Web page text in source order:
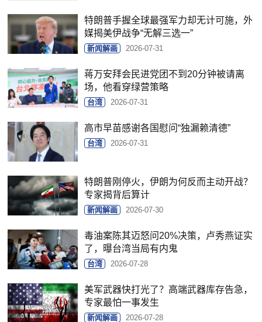
特朗普手握全球最强军力却无计可施，外
媒揭美伊战争“无解三选一”
新闻解画 2026-07-31
蒋万安拜会民进党团不到20分钟被请离
场，他看穿绿营策略
台湾 2026-07-31
高市早苗感谢各国慰问“独漏赖清德”
台湾 2026-07-31
特朗普刚停火，伊朗为何反而主动开战？
专家揭背后算计
新闻解画 2026-07-30
毒油案陈其迈怒问20%决策，卢秀燕证实
了，曝台湾当局有内鬼
台湾 2026-07-28
美军武器快打光了？高端武器库存告急，
专家最怕一事发生
新闻解画 2026-07-28